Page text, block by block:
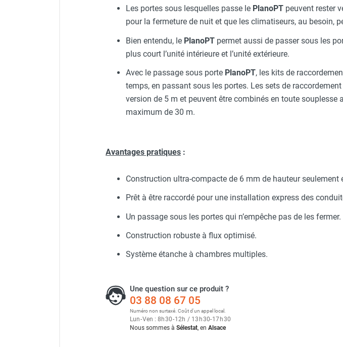
cheminée à combustion directe
Chauffage mobile au gaz propane /
Chauffage mobile au gaz à
Chauffage mobile au gaz à
combustion indirecte
Chauffage mobile au gaz rayonnant
Gaine pour chauffage mobile
Chauffage FARM au fioul
Chauffage mobile au gaz rayonnant
Rideau d'air chaud
Rideau d'air chaud électrique
Rideau d'air chaud encastrable
Rideau d'air chaud pour pompe à
Rideau d'air pour portes tournantes
Rideau d'air ambiant
Les portes sous lesquelles passe le PlanoPT peuvent rester
pour la fermeture de nuit et que les climatiseurs, au besoin,
Bien entendu, le PlanoPT permet aussi de passer sous les
plus court l’unité intérieure et l’unité extérieure.
Avec le passage sous porte PlanoPT, les kits de
temps, en passant sous les portes. Les sets de
version de 5 m et peuvent être combinés en toute
maximum de 30 m.
Avantages pratiques :
Construction ultra-compacte de 6 mm de hauteur
Prêt à être raccordé pour une installation express des
Un passage sous les portes qui n’empêche pas de les fermer.
Construction robuste à flux optimisé.
Système étanche à chambres multiples.
Une question sur ce produit ?
03 88 08 67 05
Numéro non surtaxé. Coût d'un appel local.
Lun-Ven : 8 h30-12h / 13 h30-17 h30
Nous sommes à Sélestat, en Alsace